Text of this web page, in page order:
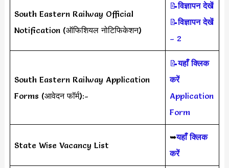
South Eastern Railway Official
Notification (ऑफिशियल नोटिफिकेशन)
📝विज्ञापन देखें
📝विज्ञापन देखें
– 2
South Eastern Railway Application
Forms (आवेदन फॉर्म):-
📝यहाँ क्लिक
करें
Application
Form
State Wise Vacancy List
➥यहाँ क्लिक
करें